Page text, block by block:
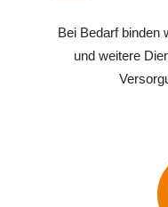
Bei Bedarf binden
und weitere